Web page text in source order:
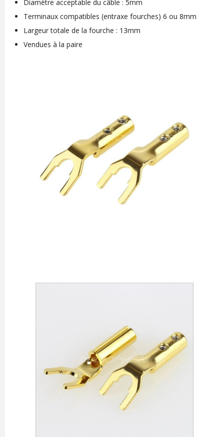
Diamètre acceptable du câble : 5mm
Terminaux compatibles (entraxe fourches) 6 ou 8mm
Largeur totale de la fourche : 13mm
Vendues à la paire